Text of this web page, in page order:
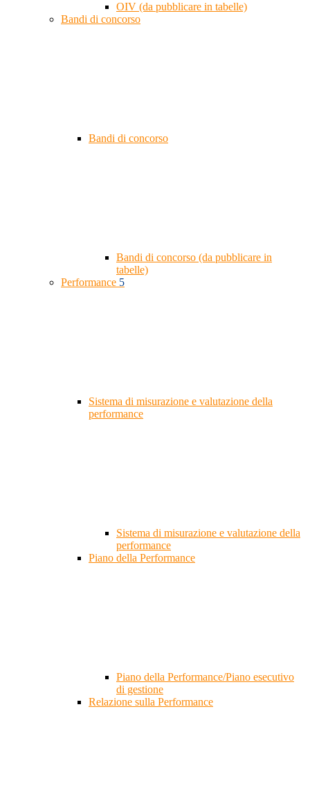
OIV (da pubblicare in tabelle)
Bandi di concorso
Bandi di concorso
Bandi di concorso (da pubblicare in
tabelle)
Performance 5
Sistema di misurazione e valutazione della
performance
Sistema di misurazione e valutazione della
performance
Piano della Performance
Piano della Performance/Piano esecutivo
di gestione
Relazione sulla Performance